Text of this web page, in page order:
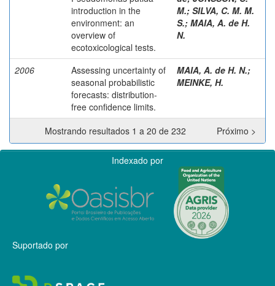
introduction in the
environment: an
overview of
ecotoxicological tests.
M.; SILVA, C. M. M.
S.; MAIA, A. de H.
N.
2006
Assessing uncertainty of
seasonal probabilistic
forecasts: distribution-
free confidence limits.
MAIA, A. de H. N.;
MEINKE, H.
Mostrando resultados 1 a 20 de 232 Próximo >
Indexado por
Suportado por